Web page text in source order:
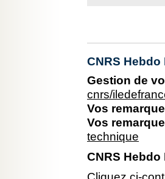
CNRS
Gestion de
cnrs/
Vos
Vos
technique
CNRS